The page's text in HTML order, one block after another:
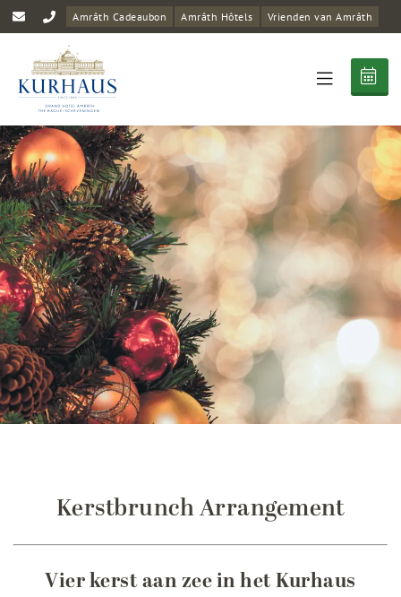
Amrâth Cadeaubon Amrâth Hôtels Vrienden van Amrâth
Kerstbrunch Arrangement
Vier kerst aan zee in het Kurhaus